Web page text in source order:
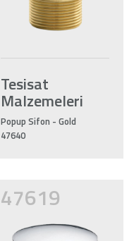
Tesisat
Malzemeleri
Popup Sifon - Gold
47640
47619